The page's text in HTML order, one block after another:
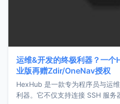
运维&开发的终极利器？一
业版再赠Zdir/OneNav授权
HexHub 是一款专为程序员与运
利器。它不仅支持连接 SSH 服务